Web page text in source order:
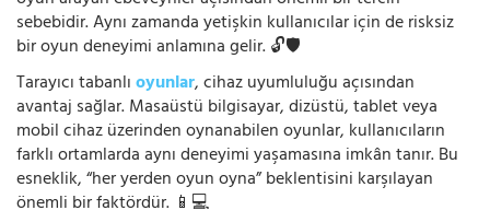
sebebidir. Aynı zamanda yetişkin kullanıcılar için de risksiz
bir oyun deneyimi anlamına gelir. 🔓🛡️
Tarayıcı tabanlıoyunlar, cihaz uyumluluğu açısından
avantaj sağlar. Masaüstü bilgisayar, dizüstü, tablet veya
mobil cihaz üzerinden oynanabilen oyunlar, kullanıcıların
farklı ortamlarda aynı deneyimi yaşamasına imkân tanır. Bu
esneklik, “her yerden oyun oyna” beklentisini karşılayan
önemli bir faktördür. 📱💻